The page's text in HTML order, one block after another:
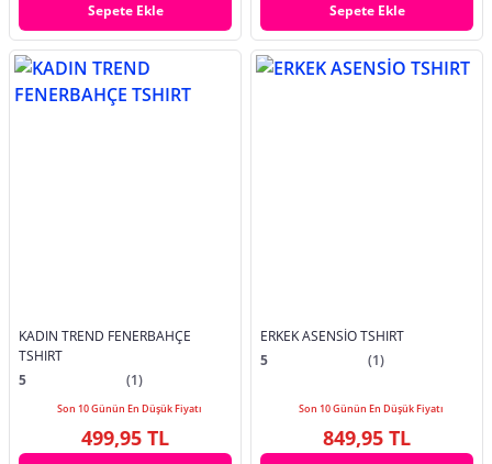
Sepete Ekle Sepete Ekle
KADIN TREND FENERBAHÇE
TSHIRT
5
(1)
Son 10 Günün En Düşük Fiyatı
499,95 TL
ERKEK ASENSİO TSHIRT
5
(1)
Son 10 Günün En Düşük Fiyatı
849,95 TL